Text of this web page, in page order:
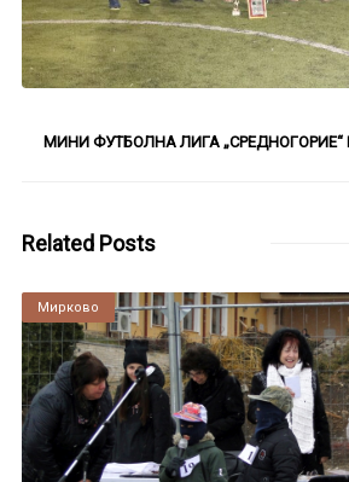
МИНИ ФУТБОЛНА ЛИГА „СРЕДНОГОРИЕ“
Related Posts
Мирково